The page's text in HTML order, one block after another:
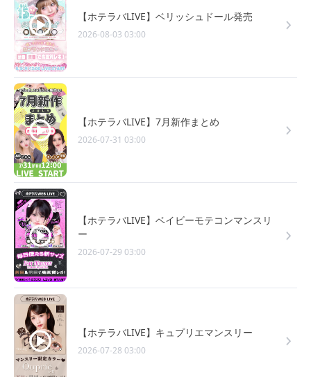
【ホテラバLIVE】ベリッシュドール発売
2026-08-03 03:00
【ホテラバLIVE】7月新作まとめ
2026-07-31 03:00
【ホテラバLIVE】ベイビーモテコンマンスリ
ー
2026-07-29 03:00
【ホテラバLIVE】キュプリエマンスリー
2026-07-28 03:00